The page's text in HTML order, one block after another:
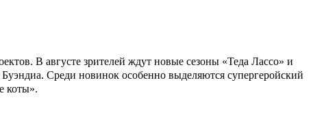
В августе зрителей ждут новые сезоны «Теда Лассо» и
Среди новинок особенно выделяются супергеройский
коты».